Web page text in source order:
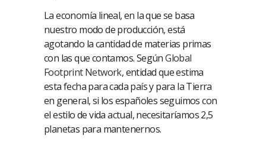
La economía lineal, en la que se basa
nuestro modo de producción, está
agotando la cantidad de materias primas
con las que contamos. SegúnGlobal
Footprint Network, entidad que estima
esta fecha para cada país y para la Tierra
en general, si los españoles seguimos con
el estilo de vida actual, necesitaríamos 2,5
planetas para mantenernos.